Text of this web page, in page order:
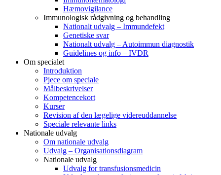
Hæmovigilance
Immunologisk rådgivning og behandling
Nationalt udvalg – Immundefekt
Genetiske svar
Nationalt udvalg – Autoimmun diagnostik
Guidelines og info – IVDR
Om specialet
Introduktion
Pjece om speciale
Målbeskrivelser
Kompetencekort
Kurser
Revision af den lægelige videreuddannelse
Speciale relevante links
Nationale udvalg
Om nationale udvalg
Udvalg – Organisationsdiagram
Nationale udvalg
Udvalg for transfusionsmedicin